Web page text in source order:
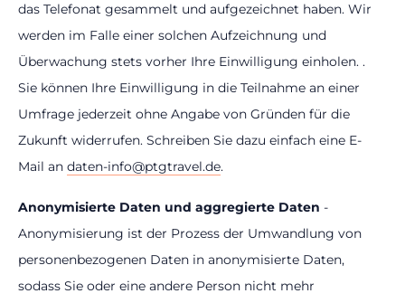
das Telefonat gesammelt und aufgezeichnet haben. Wir
werden im Falle einer solchen Aufzeichnung und
Überwachung stets vorher Ihre Einwilligung einholen. .
Sie können Ihre Einwilligung in die Teilnahme an einer
Umfrage jederzeit ohne Angabe von Gründen für die
Zukunft widerrufen. Schreiben Sie dazu einfach eine E-
Mail an daten-info@ptgtravel.de.
Anonymisierte Daten und aggregierte Daten -
Anonymisierung ist der Prozess der Umwandlung von
personenbezogenen Daten in anonymisierte Daten,
sodass Sie oder eine andere Person nicht mehr